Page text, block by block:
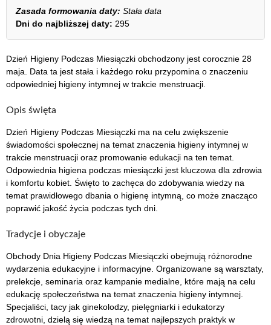
Zasada formowania daty: Stała data
Dni do najbliższej daty: 295
Dzień Higieny Podczas Miesiączki obchodzony jest corocznie 28
maja. Data ta jest stała i każdego roku przypomina o znaczeniu
odpowiedniej higieny intymnej w trakcie menstruacji.
Opis święta
Dzień Higieny Podczas Miesiączki ma na celu zwiększenie
świadomości społecznej na temat znaczenia higieny intymnej w
trakcie menstruacji oraz promowanie edukacji na ten temat.
Odpowiednia higiena podczas miesiączki jest kluczowa dla zdrowia
i komfortu kobiet. Święto to zachęca do zdobywania wiedzy na
temat prawidłowego dbania o higienę intymną, co może znacząco
poprawić jakość życia podczas tych dni.
Tradycje i obyczaje
Obchody Dnia Higieny Podczas Miesiączki obejmują różnorodne
wydarzenia edukacyjne i informacyjne. Organizowane są warsztaty,
prelekcje, seminaria oraz kampanie medialne, które mają na celu
edukację społeczeństwa na temat znaczenia higieny intymnej.
Specjaliści, tacy jak ginekolodzy, pielęgniarki i edukatorzy
zdrowotni, dzielą się wiedzą na temat najlepszych praktyk w